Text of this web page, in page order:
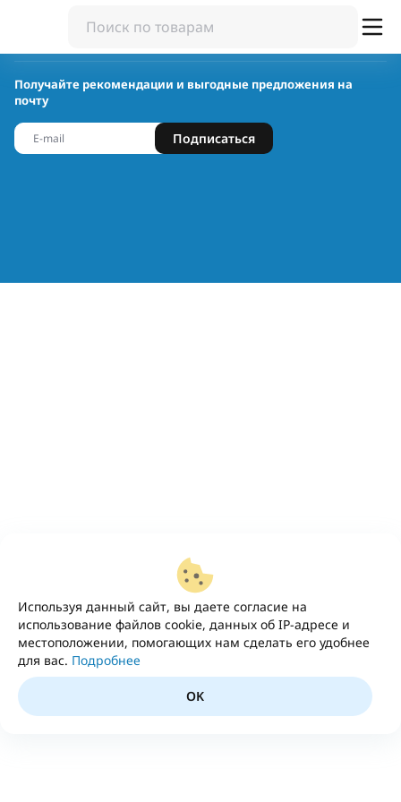
Используя данный сайт, вы даете согласие на
использование файлов cookie, данных об IP-адресе и
местоположении, помогающих нам сделать его удобнее
для вас. Подробнее
OK
Получайте рекомендации и выгодные предложения на
почту
Подписаться